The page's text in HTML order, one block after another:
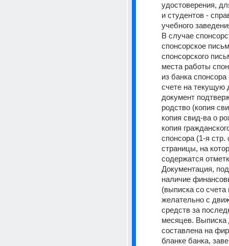
удостоверения,
и студентов -
учебного
В случае
спонсорское
спонсорского
места работы
из банка
счете на текущую
документ
родство (копия
копия свид-ва о
копия
спонсора (1-я стр.
страницы, на
Документация,
наличие
(выписка со счета
желательно с
средств за
месяцев.
составлена на
бланке банка,